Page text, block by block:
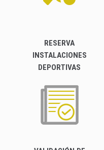
RESERVA
INSTALACIONES
DEPORTIVAS